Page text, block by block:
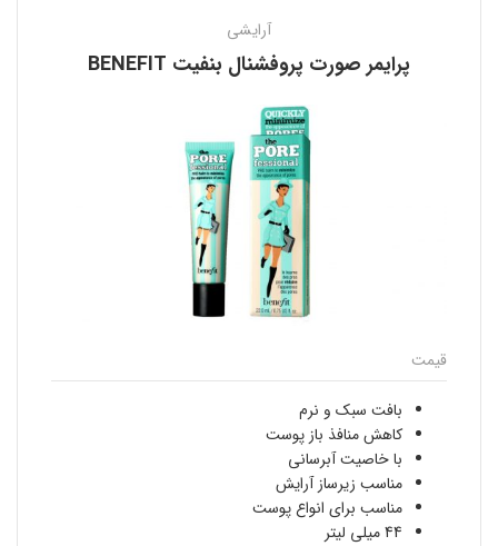
آرایشی
پرایمر صورت پروفشنال بنفیت BENEFIT
قیمت
بافت سبک و نرم
کاهش منافذ باز پوست
با خاصیت آبرسانی
مناسب زیرساز آرایش
مناسب برای انواع پوست
44 میلی لیتر